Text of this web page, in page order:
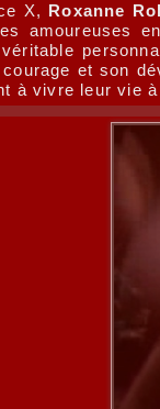
X, Roxanne
amoureuses
et son
à vivre leur vie